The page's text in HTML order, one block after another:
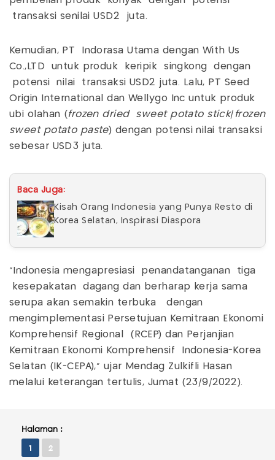
transaksi senilai USD2 juta.
Kemudian, PT Indorasa Utama dengan With Us
Co.,LTD untuk produk keripik singkong dengan
potensi nilai transaksi USD2 juta. Lalu, PT Seed
Origin International dan Wellygo Inc untuk produk
ubi olahan ( frozen dried sweet potato stick/ frozen
sweet potato paste) dengan potensi nilai transaksi
sebesar USD3 juta.
Baca Juga:
Kisah Orang Indonesia yang Punya Resto di
Korea Selatan, Inspirasi Diaspora
"Indonesia mengapresiasi penandatanganan tiga
kesepakatan dagang dan berharap kerja sama
serupa akan semakin terbuka dengan
mengimplementasi Persetujuan Kemitraan Ekonomi
Komprehensif Regional (RCEP) dan Perjanjian
Kemitraan Ekonomi Komprehensif Indonesia-Korea
Selatan (IK-CEPA)," ujar Mendag Zulkifli Hasan
melalui keterangan tertulis, Jumat (23/9/2022).
Halaman :
1 2